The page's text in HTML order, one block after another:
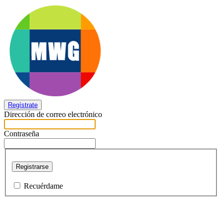
Regístrate
Dirección de correo electrónico
Contraseña
Registrarse
Recuérdame